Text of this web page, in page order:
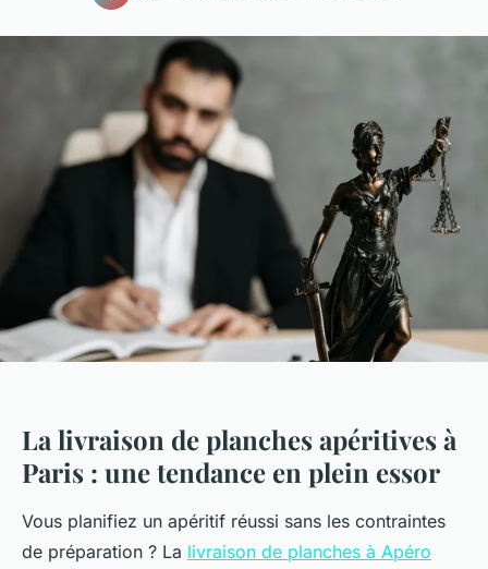
La livraison de planches apéritives à
Paris : une tendance en plein essor
Vous planifiez un apéritif réussi sans les contraintes
de préparation ? La livraison de planches à Apéro